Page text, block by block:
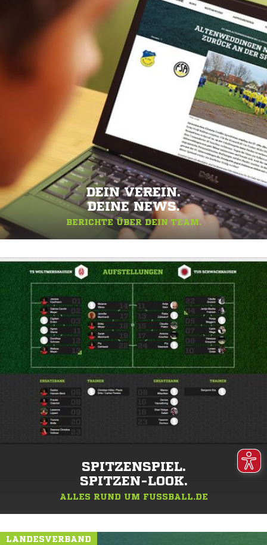
DEIN VEREIN.
DEINE NEWS.
BERICHTE ÜBER DEIN TEAM.
SPITZENSPIEL.
SPITZEN-LOOK.
ALLES RUND UM FUSSBALL.DE
LANDESVERBAND